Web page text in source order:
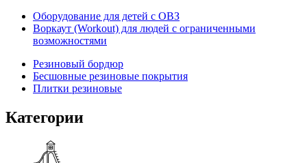
Оборудование для детей с ОВЗ
Воркаут (Workout) для людей с ограниченными
возможностями
Резиновый бордюр
Бесшовные резиновые покрытия
Плитки резиновые
Категории